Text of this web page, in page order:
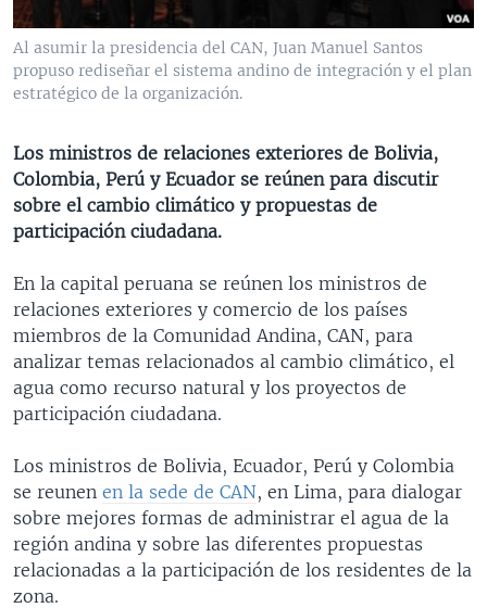
VENEZUELA
BRASIL
NICARAGUA
ECONOMÍA
ENTRETENIMIENTO Y CULTURA
TECNOLOGÍA
CIENCIA Y SALUD
MULTIMEDIA
VIDEOS
FOTOGRAFÍA
PROGRAMAS TV
EL MUNDO AL DÍA
VISIÓN 360
LAS CLAVES
RADIO
AUDIONOTICIAS
BUENOS DÍAS AMÉRICA
EL MUNDO AL DÍA [RADIO]
FORO [RADIO]
DEPORTIVO INTERNACIONAL
NOTA ECONÓMICA
DOCUMENTALES DE LA VOA
Learning English
SÍGANOS
Idiomas
Al asumir la presidencia del CAN, Juan Manuel Santos
propuso rediseñar el sistema andino de integración y el plan
estratégico de la organización.
Los ministros de relaciones exteriores de Bolivia,
Colombia, Perú y Ecuador se reúnen para discutir
sobre el cambio climático y propuestas de
participación ciudadana.
En la capital peruana se reúnen los ministros de
relaciones exteriores y comercio de los países
miembros de la Comunidad Andina, CAN, para
analizar temas relacionados al cambio climático, el
agua como recurso natural y los proyectos de
participación ciudadana.
Los ministros de Bolivia, Ecuador, Perú y Colombia
se reunen en la sede de CAN, en Lima, para dialogar
sobre mejores formas de administrar el agua de la
región andina y sobre las diferentes propuestas
relacionadas a la participación de los residentes de la
zona.